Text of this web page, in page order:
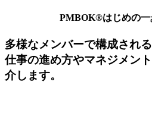
PMBOK®はじめの一
多様なメンバーで構成され
仕事の進め方やマネジメン
介します。